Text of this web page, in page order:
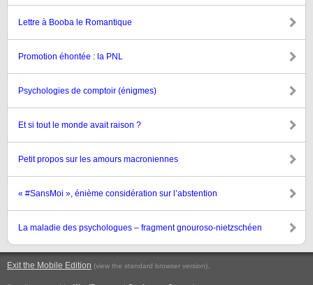
Lettre à Booba le Romantique
Promotion éhontée : la PNL
Psychologies de comptoir (énigmes)
Et si tout le monde avait raison ?
Petit propos sur les amours macroniennes
« #SansMoi », énième considération sur l’abstention
La maladie des psychologues – fragment gnouroso-nietzschéen
Exit the Mobile Edition (view the standard browser version).